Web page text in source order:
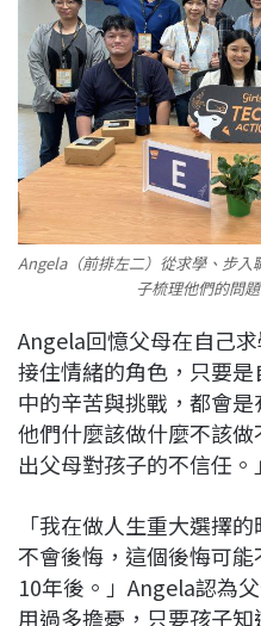
Angela（前排左二）從求學、步
子梳理他們的問
Angela回憶父母在自己
接住情緒的角色，只要
中的辛苦與挑戰，都會
他們什麼該做什麼不該
出父母對孩子的不信任。」
「我在做人生重大選擇
不會後悔，這個後悔可
10年後。」Angela認為
用過多擔憂，只要孩子